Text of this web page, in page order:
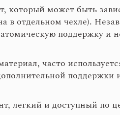
который может быть
в отдельном чехле).
поддержку и
часто
поддержки
легкий и доступный по